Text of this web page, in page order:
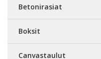
Betonirasiat
Boksit
Canvastaulut